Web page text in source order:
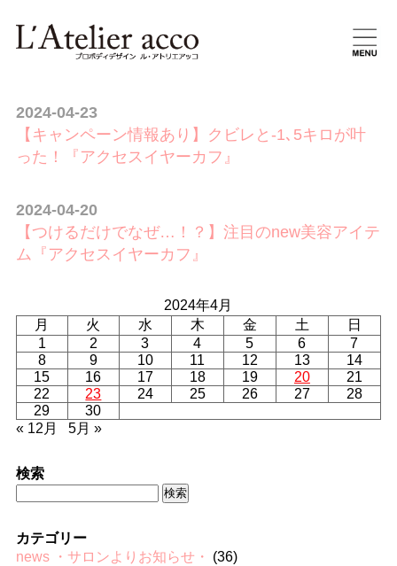
2024-04-23
【キャンペーン情報あり】クビレと-1､5キロが叶
った！『アクセスイヤーカフ』
2024-04-20
【つけるだけでなぜ…！？】注目のnew美容アイテ
ム『アクセスイヤーカフ』
2024年4月
月
火 水 木 金 土
日
1
2 3 4 5 6
7
8
9 10 11 12 13
14
15
16 17 18 19 20
21
22
23 24 25 26 27
28
29
30
« 12月
5月 »
検索
カテゴリー
news ・サロンよりお知らせ・
(36)